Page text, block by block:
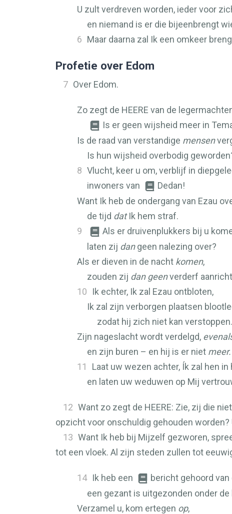
U zult verdreven worden, ieder voor
en niemand is er die bijeenbrengt
6 Maar daarna zal Ik een omkeer
Profetie over Edom
7 Over Edom.
Zo zegt de HEERE van de
Is er geen wijsheid meer in
Is de raad van verstandige mensen
Is hun wijsheid overbodig
8 Vlucht, keer u om, verblijf in
inwoners van
Dedan!
Want Ik heb de ondergang van Ezau
de tijd datIk hem straf.
9
Als er druivenplukkers bij u
laten zij dangeen nalezing over?
Als er dieven in de nacht komen,
zouden zij dan geenverderf
10
Ik echter, Ik zal Ezau ontbloten,
Ik zal zijn verborgen plaatsen
zodat hij zich niet kan verstoppen.
Zijn nageslacht wordt verdelgd,
en zijn buren – en hij is er niet meer.
11
Laat uw wezen achter, Ík zal hen
en laten uw weduwen op Mij
12 Want zo zegt de HEERE: Zie, zij die
opzicht voor onschuldig gehouden
13 Want Ik heb bij Mijzelf gezworen,
tot een vloek. Al zijn steden zullen tot
14 Ik heb een bericht gehoord van
een gezant is uitgezonden onder de
Verzamel u, kom ertegen op,